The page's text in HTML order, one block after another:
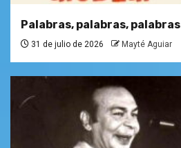
Palabras, palabras, palabras
31 de julio de 2026 Mayté Aguiar